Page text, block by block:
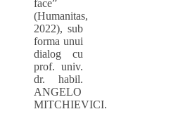
face”
(Humanitas,
2022), sub
forma unui
dialog cu
prof. univ.
dr. habil.
ANGELO
MITCHIEVICI.